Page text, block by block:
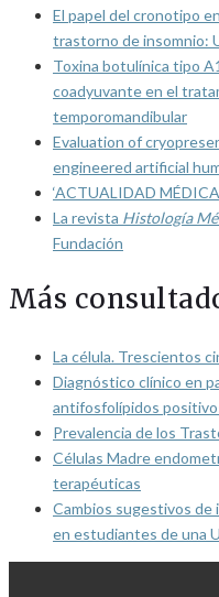
El papel del cronotipo
trastorno de insomnio:
Toxina botulínica tipo
coadyuvante en el
temporomandibular
Evaluation of
engineered artificial
‘ACTUALIDAD
La revista Histología
Fundación
Más
La célula. Trescientos
Diagnóstico clínico en
antifosfolípidos
Prevalencia de los
Células Madre
terapéuticas
Cambios sugestivos de
en estudiantes de una